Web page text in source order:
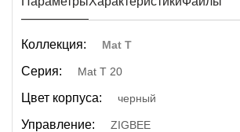
Коллекция: Mat T
Серия: Mat T 20
Цвет корпуса: черный
Управление: ZIGBEE